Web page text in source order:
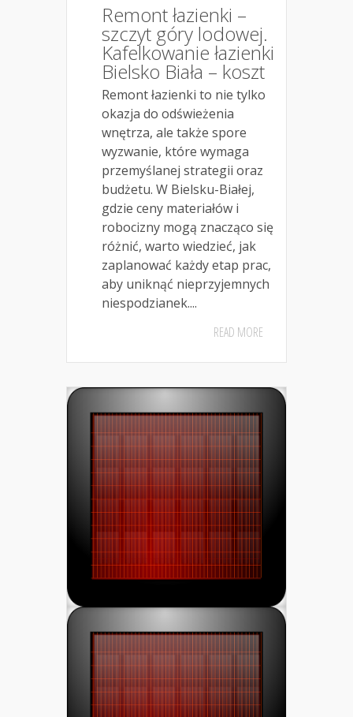
Remont łazienki –
szczyt góry lodowej.
Kafelkowanie łazienki
Bielsko Biała – koszt
Remont łazienki to nie tylko
okazja do odświeżenia
wnętrza, ale także spore
wyzwanie, które wymaga
przemyślanej strategii oraz
budżetu. W Bielsku-Białej,
gdzie ceny materiałów i
robocizny mogą znacząco się
różnić, warto wiedzieć, jak
zaplanować każdy etap prac,
aby uniknąć nieprzyjemnych
niespodzianek....
READ MORE